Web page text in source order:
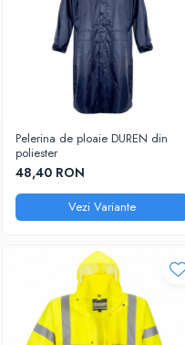
Pelerina de ploaie DUREN din
poliester
48,40 RON
Vezi Variante